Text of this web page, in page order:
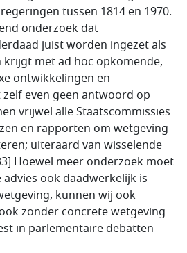
tussen 1814 en 1970.
onderzoek dat
juist worden ingezet als
met ad hoc opkomende,
ontwikkelingen en
even geen antwoord op
vrijwel alle Staatscommissies
en rapporten om wetgeving
uiteraard van wisselende
Hoewel meer onderzoek moet
ook daadwerkelijk is
kunnen wij ook
zonder concrete wetgeving
in parlementaire debatten